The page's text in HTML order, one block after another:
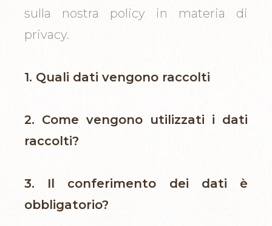
sulla nostra policy in materia di
privacy.
1. Quali dati vengono raccolti
2. Come vengono utilizzati i dati
raccolti?
3. Il conferimento dei dati è
obbligatorio?